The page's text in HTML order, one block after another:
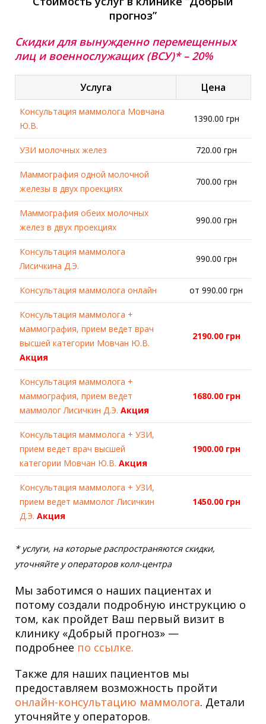
прогноз”
Скидки для вынужденно перемещенных
лиц и военнослужащих (ВСУ)* – 20%
Услуга Цена
Консультация маммолога Мовчана
Ю.В.
1390.00 грн
УЗИ молочных желез 720.00 грн
Маммография одной молочной
железы в двух проекциях
700.00 грн
Маммография обеих молочных
желез в двух проекциях
990.00 грн
Консультация маммолога
Лисичкина Д.Э.
990.00 грн
Консультация маммолога онлайн от 990.00 грн
Консультация маммолога +
маммография, прием ведет врач
высшей категории Мовчан Ю.В.
Акция
2190.00 грн
Консультация маммолога +
маммография, прием ведет
маммолог Лисичкин Д.Э. Акция
1680.00 грн
Консультация маммолога + УЗИ,
прием ведет врач высшей
категории Мовчан Ю.В. Акция
1900.00 грн
Консультация маммолога + УЗИ,
прием ведет маммолог Лисичкин
Д.Э. Акция
1450.00 грн
* услуги, на которые распространяются скидки,
уточняйте у операторов колл-центра
Мы заботимся о наших пациентах и
потому создали подробную инструкцию о
том, как пройдет Ваш первый визит в
клинику «Добрый прогноз» —
подробнее по ссылке.
Также для наших пациентов мы
предоставляем возможность пройти
онлайн-консультацию маммолога. Детали
уточняйте у операторов.